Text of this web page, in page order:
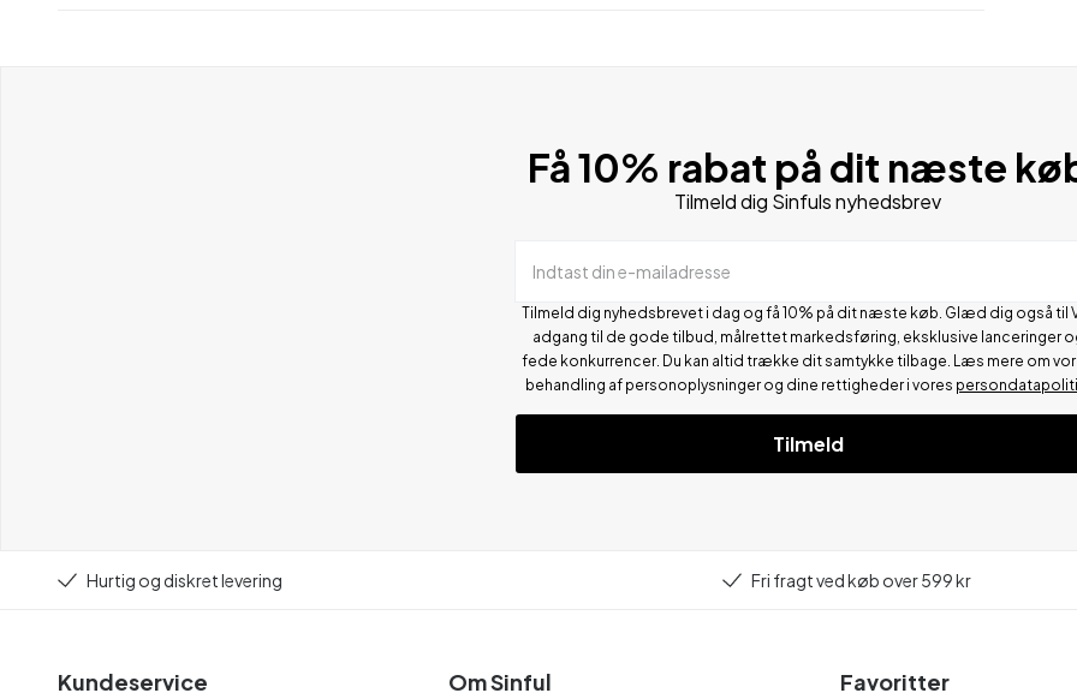
Få 10% rabat på dit næste
Tilmeld dig Sinfuls nyhedsbrev
Indtast din e-mailadresse
Tilmeld dig nyhedsbrevet i dag og få 10% på dit næste køb. Glæd dig også til
adgang til de gode tilbud, målrettet markedsføring, eksklusive lanceringer
fede konkurrencer. Du kan altid trække dit samtykke tilbage. Læs mere om
behandling af personoplysninger og dine rettigheder i vores
Tilmeld
Hurtig og diskret levering Fri fragt ved køb over 599 kr
Kundeservice Om Sinful Favoritter